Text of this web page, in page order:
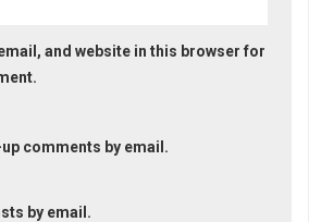
and website in this browser for
comments by email.
by email.